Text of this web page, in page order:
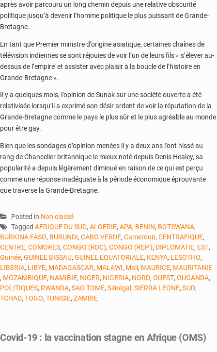
après avoir parcouru un long chemin depuis une relative obscurité
politique jusqu’à devenir l’homme politique le plus puissant de Grande-
Bretagne.
En tant que Premier ministre d’origine asiatique, certaines chaînes de
télévision indiennes se sont réjouies de voir l’un de leurs fils « s’élever au-
dessus de l’empire’ et assister avec plaisir à la boucle de l’histoire en
Grande-Bretagne ».
Il y a quelques mois, l’opinion de Sunak sur une société ouverte a été
relativisée lorsqu’il a exprimé son désir ardent de voir la réputation de la
Grande-Bretagne comme le pays le plus sûr et le plus agréable au monde
pour être gay.
Bien que les sondages d’opinion menées il y a deux ans l’ont hissé au
rang de Chancelier britannique le mieux noté depuis Denis Healey, sa
popularité a depuis légèrement diminué en raison de ce qui est perçu
comme une réponse inadéquate à la période économique éprouvante
que traverse la Grande-Bretagne.
Posted in Non classé
Tagged AFRIQUE DU SUD, ALGERIE, APA, BENIN, BOTSWANA,
BURKINA FASO, BURUNDI, CABO VERDE, Cameroun, CENTRAFIQUE,
CENTRE, COMORES, CONGO (RDC), CONGO (REP.), DIPLOMATIE, EST,
Guinée, GUINEE BISSAU, GUINEE EQUATORIALE, KENYA, LESOTHO,
LIBERIA, LIBYE, MADAGASCAR, MALAWI, Mali, MAURICE, MAURITANIE
, MOZAMBIQUE, NAMIBIE, NIGER, NIGERIA, NORD, OUEST, OUGANDA,
POLITIQUES, RWANDA, SAO TOME, Sénégal , SIERRA LEONE, SUD,
TCHAD, TOGO, TUNISIE, ZAMBIE
Covid-19 : la vaccination stagne en Afrique (OMS)